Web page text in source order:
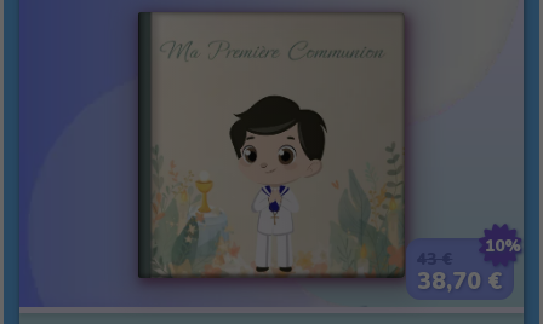
10%
38,70 €